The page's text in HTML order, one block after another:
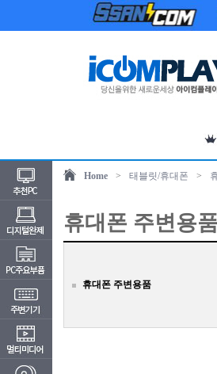
Home > 태블릿/휴대폰 >
휴대폰 주변용품
휴대폰 주변용품